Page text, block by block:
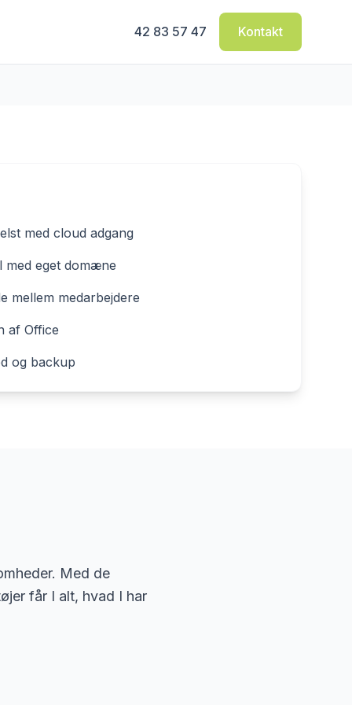
42 83 57 47 Kontakt
med cloud adgang
med eget domæne
mellem medarbejdere
af Office
og backup
Med de
får I alt, hvad I har